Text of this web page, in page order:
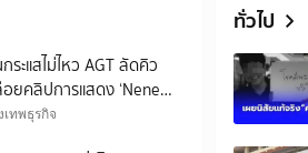
ระแสไม่ไหว AGT ลัดคิว
ยคลิปการแสดง ‘Nene
ก่อนกำหนด
เทพธุรกิจ
ทั่วไป